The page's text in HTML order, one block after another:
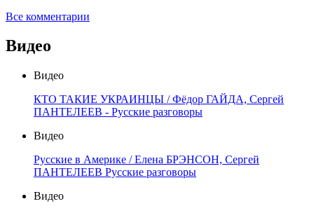
Все комментарии
Видео
Видео
КТО ТАКИЕ УКРАИНЦЫ / Фёдор ГАЙДА, Сергей
ПАНТЕЛЕЕВ - Русские разговоры
Видео
Русские в Америке / Елена БРЭНСОН, Сергей
ПАНТЕЛЕЕВ Русские разговоры
Видео